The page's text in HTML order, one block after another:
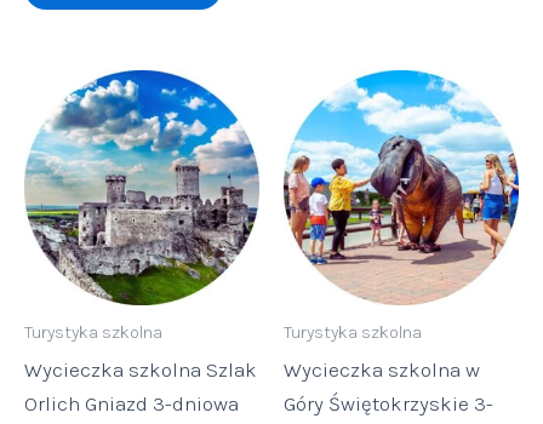
Turystyka szkolna
Wycieczka szkolna Szlak
Orlich Gniazd 3-dniowa
Turystyka szkolna
Wycieczka szkolna w
Góry Świętokrzyskie 3-